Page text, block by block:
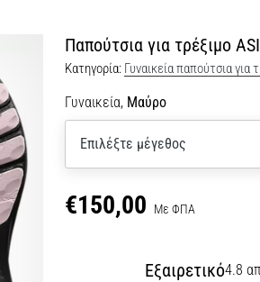
Παπούτσια για τρέξιμο
Κατηγορία: Γυναικεία παπούτσια για
Γυναικεία, Μαύρο
Επιλέξτε μέγεθος
€150,00 Με ΦΠΑ
Εξαιρετικό4.8